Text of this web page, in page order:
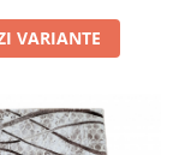
VARIANTE